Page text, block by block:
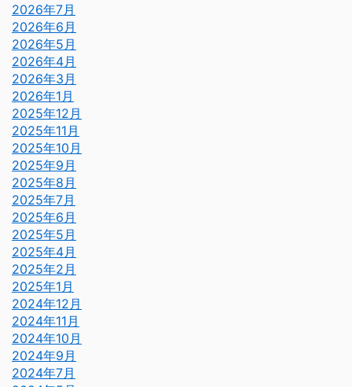
2026年7月
2026年6月
2026年5月
2026年4月
2026年3月
2026年1月
2025年12月
2025年11月
2025年10月
2025年9月
2025年8月
2025年7月
2025年6月
2025年5月
2025年4月
2025年2月
2025年1月
2024年12月
2024年11月
2024年10月
2024年9月
2024年7月